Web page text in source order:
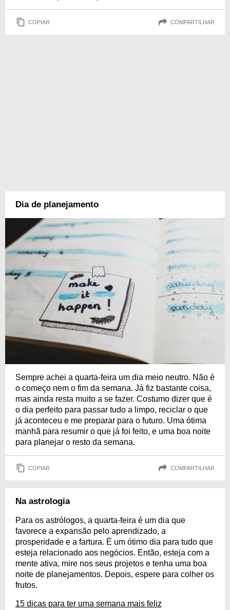
COPIAR COMPARTILHAR
Dia de planejamento
Sempre achei a quarta-feira um dia meio neutro. Não é
o começo nem o fim da semana. Já fiz bastante coisa,
mas ainda resta muito a se fazer. Costumo dizer que é
o dia perfeito para passar tudo a limpo, reciclar o que
já aconteceu e me preparar para o futuro. Uma ótima
manhã para resumir o que já foi feito, e uma boa noite
para planejar o resto da semana.
COPIAR COMPARTILHAR
Na astrologia
Para os astrólogos, a quarta-feira é um dia que
favorece a expansão pelo aprendizado, a
prosperidade e a fartura. É um ótimo dia para tudo que
esteja relacionado aos negócios. Então, esteja com a
mente ativa, mire nos seus projetos e tenha uma boa
noite de planejamentos. Depois, espere para colher os
frutos.
15 dicas para ter uma semana mais feliz